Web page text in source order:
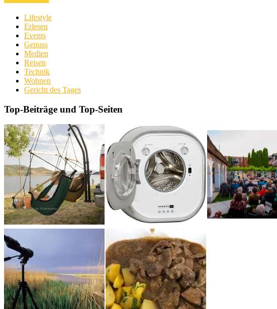
Lifestyle
Erlesen
Events
Genuss
Medien
Reisen
Technik
Wohnen
Gericht des Tages
Top-Beiträge und Top-Seiten